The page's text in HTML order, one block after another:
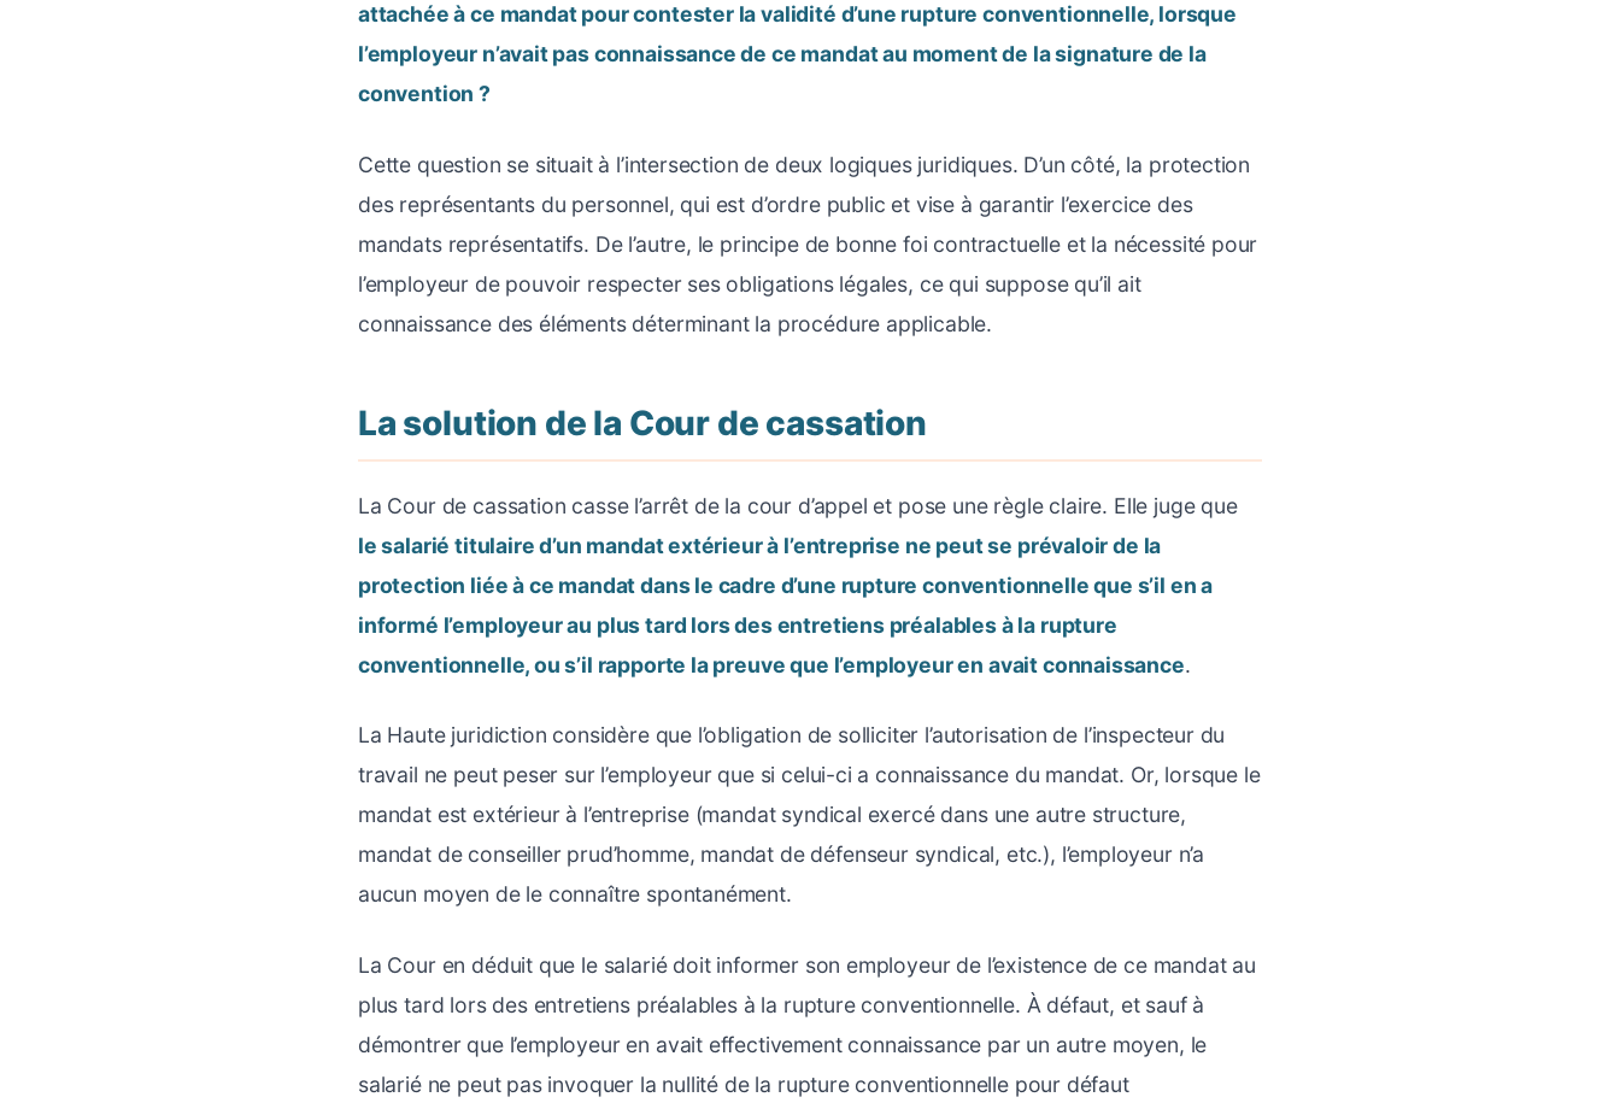
attachée à ce mandat pour contester la validité d’une rupture conventionnelle, lorsque
l’employeur n’avait pas connaissance de ce mandat au moment de la signature de la
convention ?
Cette question se situait à l’intersection de deux logiques juridiques. D’un côté, la protection
des représentants du personnel, qui est d’ordre public et vise à garantir l’exercice des
mandats représentatifs. De l’autre, le principe de bonne foi contractuelle et la nécessité pour
l’employeur de pouvoir respecter ses obligations légales, ce qui suppose qu’il ait
connaissance des éléments déterminant la procédure applicable.
La solution de la Cour de cassation
La Cour de cassation casse l’arrêt de la cour d’appel et pose une règle claire. Elle juge que
le salarié titulaire d’un mandat extérieur à l’entreprise ne peut se prévaloir de la
protection liée à ce mandat dans le cadre d’une rupture conventionnelle que s’il en a
informé l’employeur au plus tard lors des entretiens préalables à la rupture
conventionnelle, ou s’il rapporte la preuve que l’employeur en avait connaissance.
La Haute juridiction considère que l’obligation de solliciter l’autorisation de l’inspecteur du
travail ne peut peser sur l’employeur que si celui-ci a connaissance du mandat. Or, lorsque le
mandat est extérieur à l’entreprise (mandat syndical exercé dans une autre structure,
mandat de conseiller prud’homme, mandat de défenseur syndical, etc.), l’employeur n’a
aucun moyen de le connaître spontanément.
La Cour en déduit que le salarié doit informer son employeur de l’existence de ce mandat au
plus tard lors des entretiens préalables à la rupture conventionnelle. À défaut, et sauf à
démontrer que l’employeur en avait effectivement connaissance par un autre moyen, le
salarié ne peut pas invoquer la nullité de la rupture conventionnelle pour défaut